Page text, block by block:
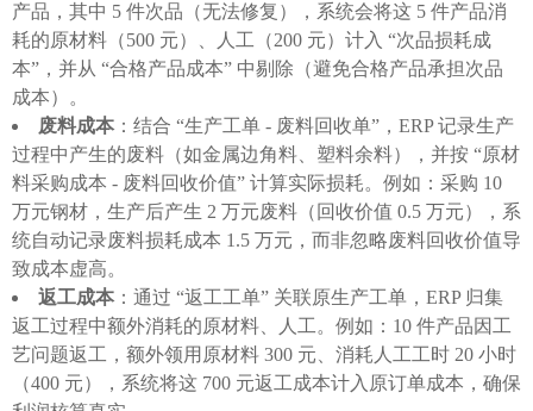
产品，其中 5 件次品（无法修复），系统会将这 5 件产品消
耗的原材料（500 元）、人工（200 元）计入 “次品损耗成
本”，并从 “合格产品成本” 中剔除（避免合格产品承担次品
成本）。
废料成本 ：结合 “生产工单 - 废料回收单”，ERP 记录生产
过程中产生的废料（如金属边角料、塑料余料），并按 “原材
料采购成本 - 废料回收价值” 计算实际损耗。例如：采购 10
万元钢材，生产后产生 2 万元废料（回收价值 0.5 万元），系
统自动记录废料损耗成本 1.5 万元，而非忽略废料回收价值导
致成本虚高。
返工成本 ：通过 “返工工单” 关联原生产工单，ERP 归集
返工过程中额外消耗的原材料、人工。例如：10 件产品因工
艺问题返工，额外领用原材料 300 元、消耗人工工时 20 小时
（400 元），系统将这 700 元返工成本计入原订单成本，确保